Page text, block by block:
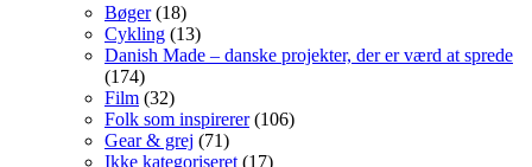
Bøger(18)
Cykling (13)
Danish Made – danske projekter, der er værd at sprede
(174)
Film (32)
Folk som inspirerer(106)
Gear & grej (71)
Ikke kategoriseret (17)